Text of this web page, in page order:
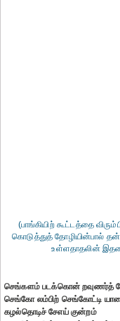
(பாங்கியிற் கூட்டத்தை
கொடுத்துத் தோழியின்பால் தன்
உள்ளதாதலின்
செங்களம் படக்கொன் றவுணர்த்
செங்கோ லம்பிற் செங்கோட்டி
கழல்தொடிச் சேஎய் குன்றம்